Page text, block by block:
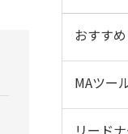
おすすめ
MAツー
リード